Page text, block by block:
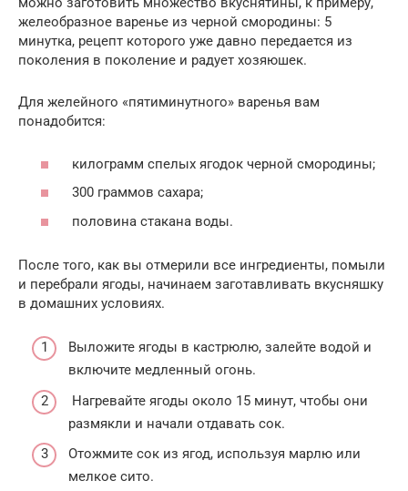
желеобразное варенье из черной смородины: 5
минутка, рецепт которого уже давно передается из
поколения в поколение и радует хозяюшек.
Для желейного «пятиминутного» варенья вам
понадобится:
килограмм спелых ягодок черной смородины;
300 граммов сахара;
половина стакана воды.
После того, как вы отмерили все ингредиенты, помыли
и перебрали ягоды, начинаем заготавливать вкусняшку
в домашних условиях.
Выложите ягоды в кастрюлю, залейте водой и
включите медленный огонь.
Нагревайте ягоды около 15 минут, чтобы они
размякли и начали отдавать сок.
Отожмите сок из ягод, используя марлю или
мелкое сито.